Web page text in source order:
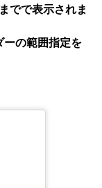
でで表示されま
ーの範囲指定を